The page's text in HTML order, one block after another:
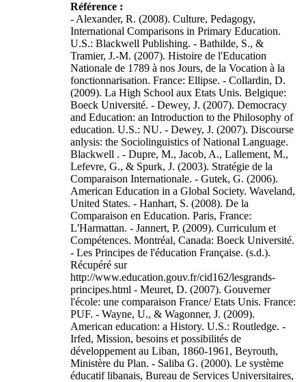
Référence :
- Alexander, R. (2008). Culture, Pedagogy,
International Comparisons in Primary Education.
U.S.: Blackwell Publishing. - Bathilde, S., &
Tramier, J.-M. (2007). Histoire de l'Education
Nationale de 1789 à nos Jours, de la Vocation à la
fonctionnarisation. France: Ellipse. - Collardin, D.
(2009). La High School aux Etats Unis. Belgique:
Boeck Université. - Dewey, J. (2007). Democracy
and Education: an Introduction to the Philosophy of
education. U.S.: NU. - Dewey, J. (2007). Discourse
anlysis: the Sociolinguistics of National Language.
Blackwell . - Dupre, M., Jacob, A., Lallement, M.,
Lefevre, G., & Spurk, J. (2003). Stratégie de la
Comparaison Internationale. - Gutek, G. (2006).
American Education in a Global Society. Waveland,
United States. - Hanhart, S. (2008). De la
Comparaison en Education. Paris, France:
L'Harmattan. - Jannert, P. (2009). Curriculum et
Compétences. Montréal, Canada: Boeck Université.
- Les Principes de l'éducation Française. (s.d.).
Récupéré sur
http://www.education.gouv.fr/cid162/lesgrands-
principes.html - Meuret, D. (2007). Gouverner
l'école: une comparaison France/ Etats Unis. France:
PUF. - Wayne, U., & Wagonner, J. (2009).
American education: a History. U.S.: Routledge. -
Irfed, Mission, besoins et possibilités de
développement au Liban, 1860-1961, Beyrouth,
Ministère du Plan. - Saliba G. (2000). Le système
éducatif libanais, Bureau de Services Universitaires,